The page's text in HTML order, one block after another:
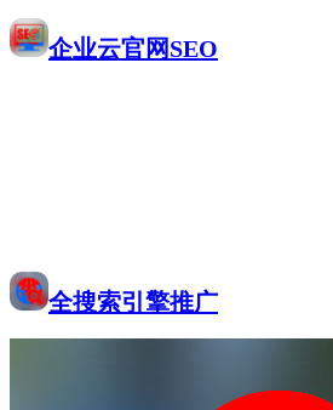
企业云官网SEO
全搜索引擎推广